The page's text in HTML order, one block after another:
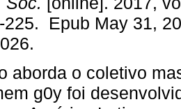
225. Epub May 31,
aborda o coletivo
g0y foi